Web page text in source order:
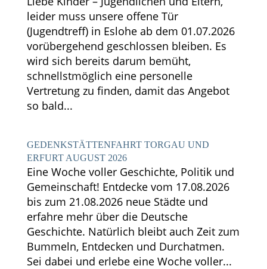
leider muss unsere offene Tür
(Jugendtreff) in Eslohe ab dem 01.07.2026
vorübergehend geschlossen bleiben. Es
wird sich bereits darum bemüht,
schnellstmöglich eine personelle
Vertretung zu finden, damit das Angebot
so bald...
GEDENKSTÄTTENFAHRT TORGAU UND
ERFURT AUGUST 2026
Eine Woche voller Geschichte, Politik und
Gemeinschaft! Entdecke vom 17.08.2026
bis zum 21.08.2026 neue Städte und
erfahre mehr über die Deutsche
Geschichte. Natürlich bleibt auch Zeit zum
Bummeln, Entdecken und Durchatmen.
Sei dabei und erlebe eine Woche voller...